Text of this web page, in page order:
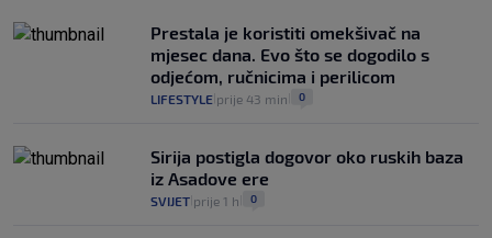
Prestala je koristiti omekšivač na
mjesec dana. Evo što se dogodilo s
odjećom, ručnicima i perilicom
LIFESTYLE prije 43 min 0
Sirija postigla dogovor oko ruskih baza
iz Asadove ere
SVIJET prije 1 h 0